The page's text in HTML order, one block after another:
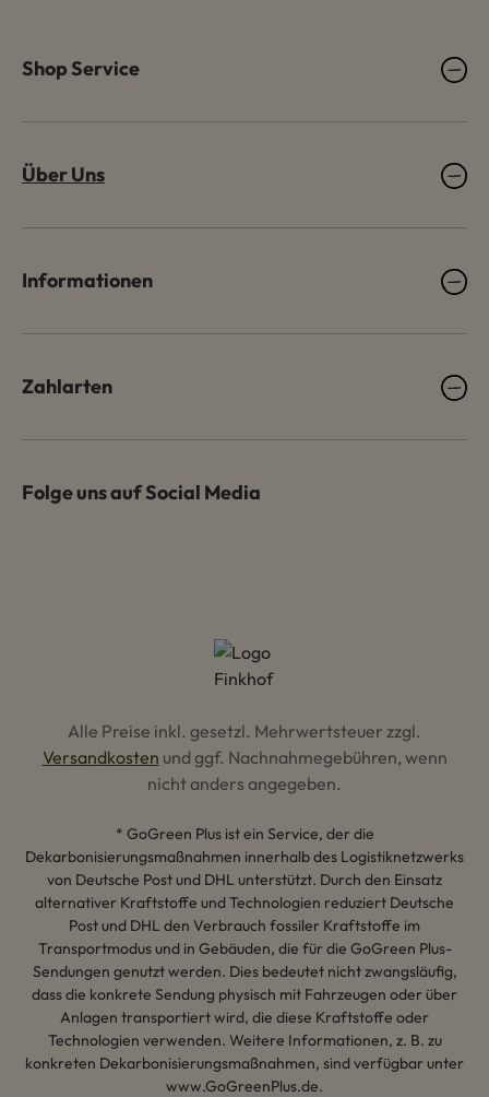
Shop Service
Über Uns
Informationen
Zahlarten
Folge uns auf Social Media
Alle Preise inkl. gesetzl. Mehrwertsteuer zzgl.
Versandkosten und ggf. Nachnahmegebühren, wenn
nicht anders angegeben.
* GoGreen Plus ist ein Service, der die
Dekarbonisierungsmaßnahmen innerhalb des Logistiknetzwerks
von Deutsche Post und DHL unterstützt. Durch den Einsatz
alternativer Kraftstoffe und Technologien reduziert Deutsche
Post und DHL den Verbrauch fossiler Kraftstoffe im
Transportmodus und in Gebäuden, die für die GoGreen Plus-
Sendungen genutzt werden. Dies bedeutet nicht zwangsläufig,
dass die konkrete Sendung physisch mit Fahrzeugen oder über
Anlagen transportiert wird, die diese Kraftstoffe oder
Technologien verwenden. Weitere Informationen, z. B. zu
konkreten Dekarbonisierungsmaßnahmen, sind verfügbar unter
www.GoGreenPlus.de.